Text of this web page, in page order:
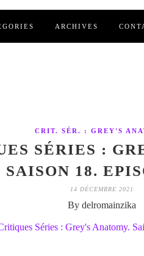
ARCHIVES
CRIT. SÉR. : GREY'S
SÉRIES :
SAISON 18.
14 DÉCEMBRE 2021
By delromainzika